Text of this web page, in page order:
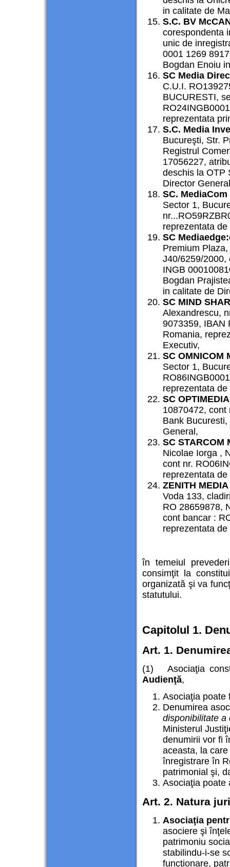
in calitate de
S.C. BV
corespondenta
unic de
0001 1269
Bogdan Enoiu
SC Media
C.U.I.
BUCURESTI,
reprezentata
S.C. Media
Bucureşti, Str.
Registrul
17056227,
deschis la OTP
Director
SC.
Sector 1,
reprezentata
SC
Premium
J40/6259/2000,
INGB
Bogdan
in calitate de
SC MIND
Alexandrescu,
9073359, IBAN
Romania,
Executiv,
SC OMNICOM
Sector 1,
reprezentata
SC
10870472, cont
Bank
General,
SC STARCOM
Nicolae Iorga ,
cont nr.
reprezentata
ZENITH
Voda 133,
RO 28659878,
cont bancar :
reprezentata
în temeiul
consimţit la
organizată şi va
statutului.
Capitolul 1.
Art. 1.
(1) Asociaţia
Audienţă,
Asociaţia poate
Denumirea
disponibilitate a
Ministerul
denumirii vor fi
aceasta, la
înregistrare în
patrimonial şi,
Asociaţia poate
Art. 2. Natura
Asociaţia
asociere şi
patrimoniu
stabilindu-i-se
funcţionare,